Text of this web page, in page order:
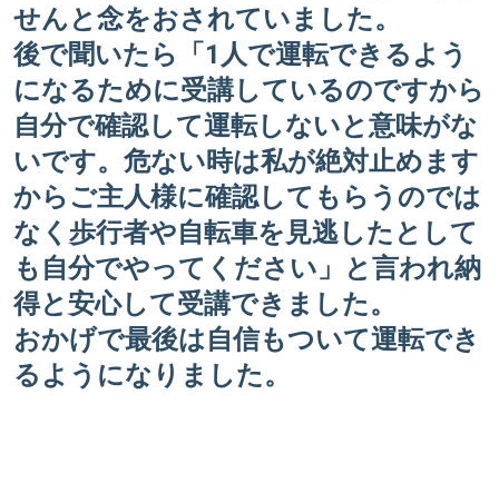
せんと念をおされていました。
後で聞いたら「1人で運転できるよう
になるために受講しているのですから
自分で確認して運転しないと意味がな
いです。危ない時は私が絶対止めます
からご主人様に確認してもらうのでは
なく歩行者や自転車を見逃したとして
も自分でやってください」と言われ納
得と安心して受講できました。
おかげで最後は自信もついて運転でき
るようになりました。